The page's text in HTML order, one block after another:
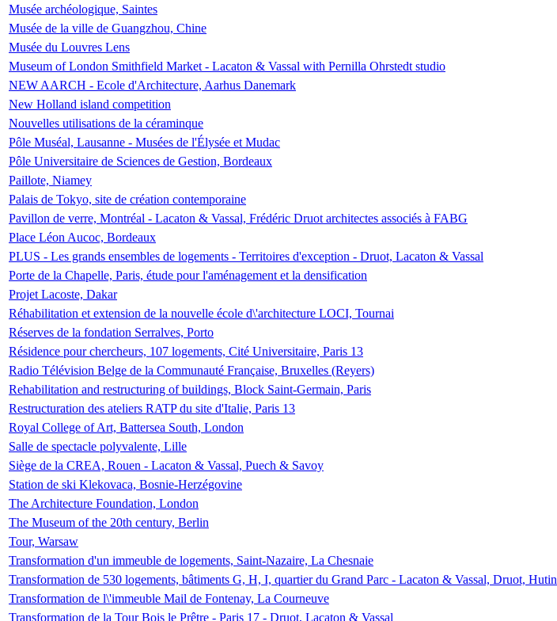
Musée archéologique, Saintes
Musée de la ville de Guangzhou, Chine
Musée du Louvres Lens
Museum of London Smithfield Market - Lacaton & Vassal with Pernilla Ohrstedt studio
NEW AARCH - Ecole d'Architecture, Aarhus Danemark
New Holland island competition
Nouvelles utilisations de la céraminque
Pôle Muséal, Lausanne - Musées de l'Élysée et Mudac
Pôle Universitaire de Sciences de Gestion, Bordeaux
Paillote, Niamey
Palais de Tokyo, site de création contemporaine
Pavillon de verre, Montréal - Lacaton & Vassal, Frédéric Druot architectes associés à FABG
Place Léon Aucoc, Bordeaux
PLUS - Les grands ensembles de logements - Territoires d'exception - Druot, Lacaton & Vassal
Porte de la Chapelle, Paris, étude pour l'aménagement et la densification
Projet Lacoste, Dakar
Réhabilitation et extension de la nouvelle école d\'architecture LOCI, Tournai
Réserves de la fondation Serralves, Porto
Résidence pour chercheurs, 107 logements, Cité Universitaire, Paris 13
Radio Télévision Belge de la Communauté Française, Bruxelles (Reyers)
Rehabilitation and restructuring of buildings, Block Saint-Germain, Paris
Restructuration des ateliers RATP du site d'Italie, Paris 13
Royal College of Art, Battersea South, London
Salle de spectacle polyvalente, Lille
Siège de la CREA, Rouen - Lacaton & Vassal, Puech & Savoy
Station de ski Klekovaca, Bosnie-Herzégovine
The Architecture Foundation, London
The Museum of the 20th century, Berlin
Tour, Warsaw
Transformation d'un immeuble de logements, Saint-Nazaire, La Chesnaie
Transformation de 530 logements, bâtiments G, H, I, quartier du Grand Parc - Lacaton & Vassal, Druot, Hutin
Transformation de l\'immeuble Mail de Fontenay, La Courneuve
Transformation de la Tour Bois le Prêtre - Paris 17 - Druot, Lacaton & Vassal